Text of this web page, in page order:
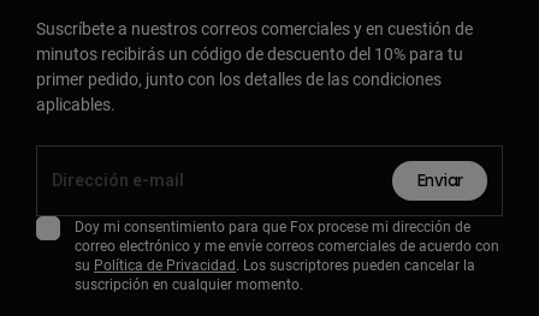
Suscríbete a nuestros correos comerciales y en cuestión de
minutos recibirás un código de descuento del 10% para tu
primer pedido, junto con los detalles de las condiciones
aplicables.
Enviar
Doy mi consentimiento para que Fox procese mi dirección de
correo electrónico y me envíe correos comerciales de acuerdo con
su Política de Privacidad. Los suscriptores pueden cancelar la
suscripción en cualquier momento.